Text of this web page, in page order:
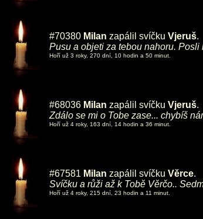
#70380 Milan zapálil svíčku Vjeruš.
Pusu a objeti za tebou nahoru.
Hoří už 3 roky, 270 dní, 10 hodin a 50 minut.
#68036 Milan zapálil svíčku Vjeruš.
Zdálo se mi o Tobe zase... chybíš
Hoří už 4 roky, 163 dní, 14 hodin a 36 minut.
#67581 Milan zapálil svíčku Věrce.
Svíčku a růži až k Tobě Věrčo..
Hoří už 4 roky, 215 dní, 23 hodin a 11 minut.